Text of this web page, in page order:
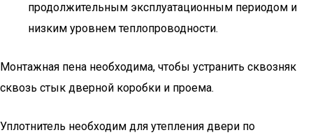
продолжительным эксплуатационным периодом и
низким уровнем теплопроводности.
Монтажная пена необходима, чтобы устранить сквозняк
сквозь стык дверной коробки и проема.
Уплотнитель необходим для утепления двери по